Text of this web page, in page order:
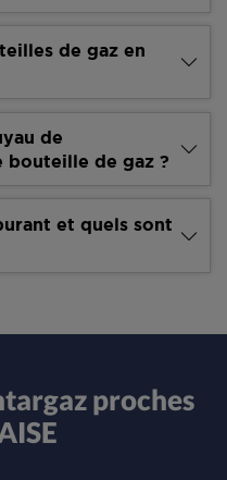
de gaz en
de
bouteille de gaz ?
et quels sont
proches